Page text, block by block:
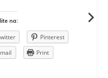
na:
Pinterest
Print